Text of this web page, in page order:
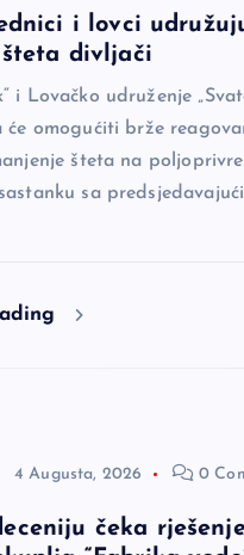
i lovci
divljači
i Lovačko udruženje
će omogućiti brže
šteta na
sa
4 Augusta, 2026 0
čeka